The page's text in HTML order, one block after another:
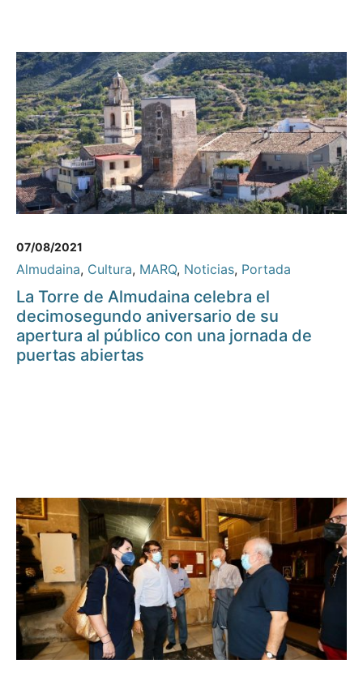
07/08/2021
Almudaina, Cultura, MARQ, Noticias, Portada
La Torre de Almudaina celebra el
decimosegundo aniversario de su
apertura al público con una jornada de
puertas abiertas